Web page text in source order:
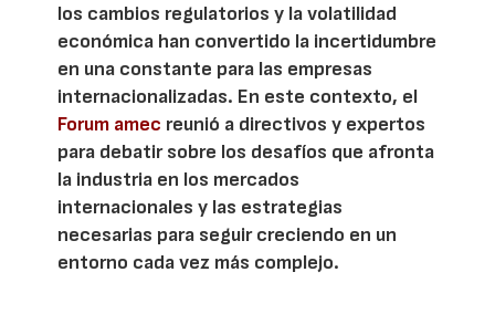
los cambios regulatorios y la volatilidad
económica han convertido la incertidumbre
en una constante para las empresas
internacionalizadas. En este contexto, el
Forum amec reunió a directivos y expertos
para debatir sobre los desafíos que afronta
la industria en los mercados
internacionales y las estrategias
necesarias para seguir creciendo en un
entorno cada vez más complejo.